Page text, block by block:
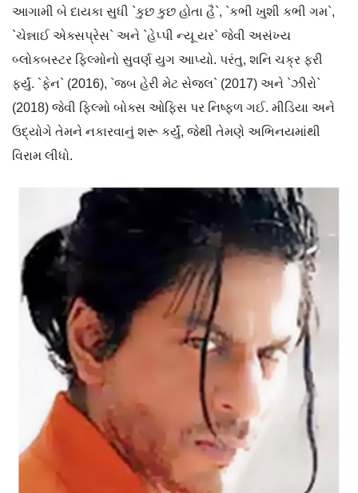
આગામી બે દાયકા સુધી `કુછ કુછ હોતા હૈ`, `કભી ખુશી કભી ગમ`,
`ચેન્નાઈ એક્સપ્રેસ` અને `હેપ્પી ન્યૂ યર` જેવી અસંખ્ય
બ્લોકબસ્ટર ફિલ્મોનો સુવર્ણ યુગ આપ્યો. પરંતુ, શનિ ચક્ર ફરી
ફર્યું. `ફેન` (2016), `જબ હેરી મેટ સેજલ` (2017) અને `ઝીરો`
(2018) જેવી ફિલ્મો બોક્સ ઓફિસ પર નિષ્ફળ ગઈ. મીડિયા અને
ઉદ્યોગે તેમને નકારવાનું શરૂ કર્યું, જેથી તેમણે અભિનયમાંથી
વિરામ લીધો.